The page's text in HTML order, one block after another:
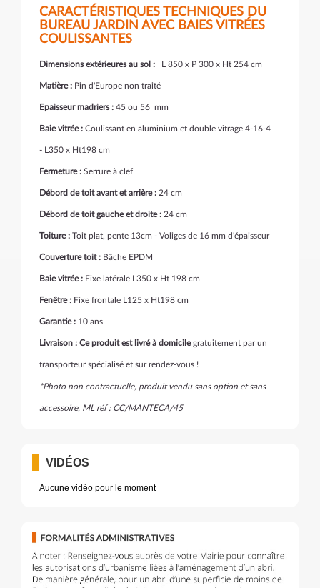
CARACTÉRISTIQUES TECHNIQUES DU
BUREAU JARDIN AVEC BAIES VITRÉES
COULISSANTES
Dimensions extérieures au sol : L 850 x P 300 x Ht 254 cm
Matière : Pin d'Europe non traité
Epaisseur madriers : 45 ou 56 mm
Baie vitrée : Coulissant en aluminium et double vitrage 4-16-4
- L350 x Ht198 cm
Fermeture : Serrure à clef
Débord de toit avant et arrière : 24 cm
Débord de toit gauche et droite : 24 cm
Toiture : Toit plat, pente 13cm - Voliges de 16 mm d'épaisseur
Couverture toit : Bâche EPDM
Baie vitrée : Fixe latérale L350 x Ht 198 cm
Fenêtre : Fixe frontale L125 x Ht198 cm
Garantie : 10 ans
Livraison : Ce produit est livré à domicilegratuitement par un
transporteur spécialisé et sur rendez-vous !
*Photo non contractuelle, produit vendu sans option et sans
accessoire, ML réf : CC/MANTECA/45
VIDÉOS
Aucune vidéo pour le moment